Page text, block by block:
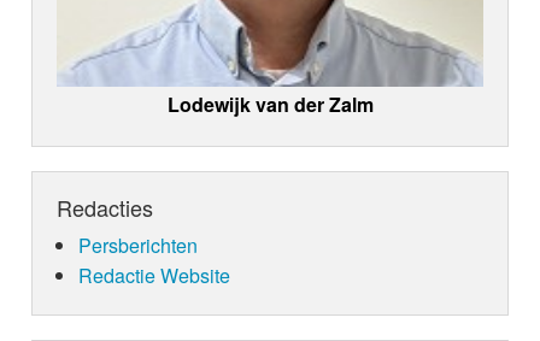
Lodewijk van der Zalm
Redacties
Persberichten
Redactie Website